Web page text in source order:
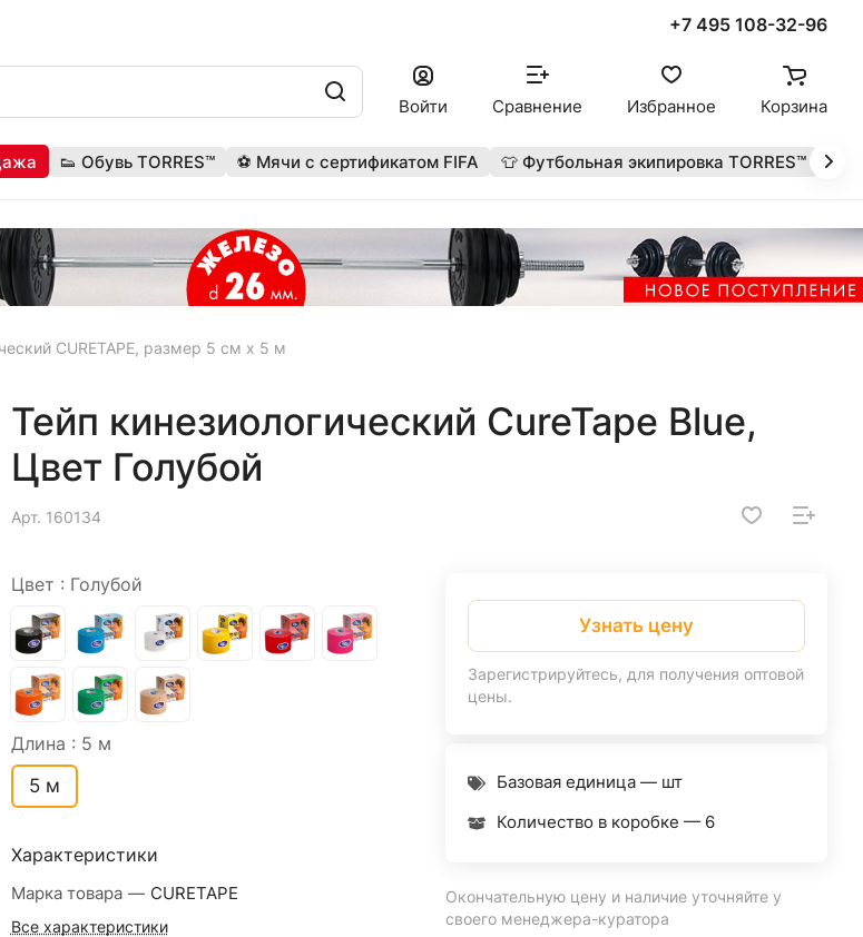
+7 495 108-32-96
Войти Сравнение Избранное Корзина
👟 Обувь TORRES™ ⚽ Мячи с сертификатом FIFA 👕 Футбольная экипировка TORRES™ 🔥
CURETAPE, размер 5 см x 5 м
Тейп кинезиологический CureTape Blue,
Цвет Голубой
Арт. 160134
Цвет : Голубой
Длина : 5 м
5 м
Характеристики
Марка товара — CURETAPE
Все характеристики
Узнать цену
Зарегистрируйтесь, для получения оптовой
цены.
Базовая единица — шт
Количество в коробке — 6
Окончательную цену и наличие уточняйте у
своего менеджера-куратора